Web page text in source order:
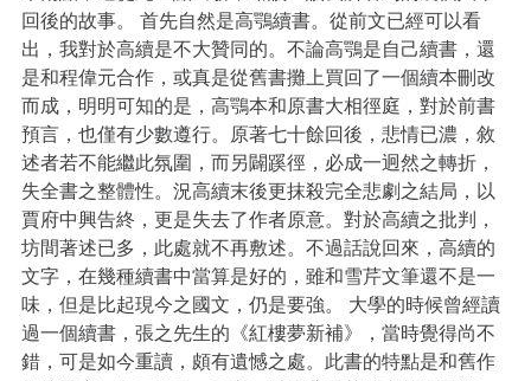
回後的故事。 首先自然是高鶚續書。從前文已經可以看
出，我對於高續是不大贊同的。不論高鶚是自己續書，還
是和程偉元合作，或真是從舊書攤上買回了一個續本刪改
而成，明明可知的是，高鶚本和原書大相徑庭，對於前書
預言，也僅有少數遵行。原著七十餘回後，悲情已濃，敘
述者若不能繼此氛圍，而另闢蹊徑，必成一迥然之轉折，
失全書之整體性。況高續末後更抹殺完全悲劇之結局，以
賈府中興告終，更是失去了作者原意。對於高續之批判，
坊間著述已多，此處就不再敷述。不過話說回來，高續的
文字，在幾種續書中當算是好的，雖和雪芹文筆還不是一
味，但是比起現今之國文，仍是要強。 大學的時候曾經讀
過一個續書，張之先生的《紅樓夢新補》，當時覺得尚不
錯，可是如今重讀，頗有遺憾之處。此書的特點是和舊作